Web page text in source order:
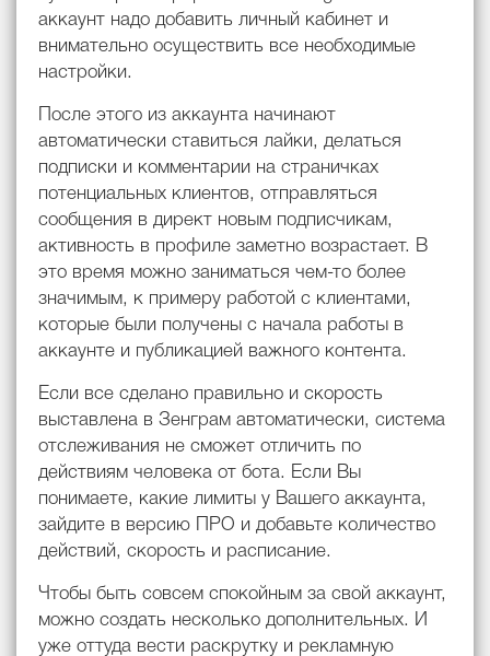
аккаунт надо добавить личный кабинет и
внимательно осуществить все необходимые
настройки.
После этого из аккаунта начинают
автоматически ставиться лайки, делаться
подписки и комментарии на страничках
потенциальных клиентов, отправляться
сообщения в директ новым подписчикам,
активность в профиле заметно возрастает. В
это время можно заниматься чем-то более
значимым, к примеру работой с клиентами,
которые были получены с начала работы в
аккаунте и публикацией важного контента.
Если все сделано правильно и скорость
выставлена в Зенграм автоматически, система
отслеживания не сможет отличить по
действиям человека от бота. Если Вы
понимаете, какие лимиты у Вашего аккаунта,
зайдите в версию ПРО и добавьте количество
действий, скорость и расписание.
Чтобы быть совсем спокойным за свой аккаунт,
можно создать несколько дополнительных. И
уже оттуда вести раскрутку и рекламную